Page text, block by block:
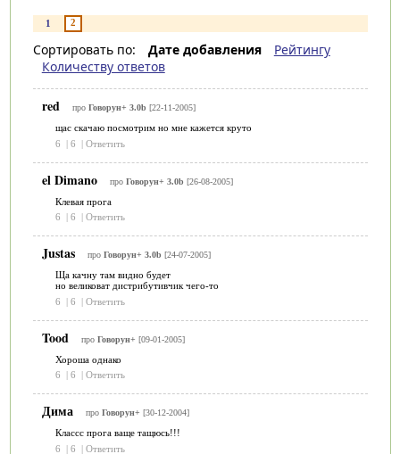
1 2
Сортировать по: Дате добавления
Рейтингу
Количеству ответов
red про Говорун+ 3.0b [22-11-2005]
щас скачаю посмотрим но мне кажется круто
6
| 6 | Ответить
el Dimano про Говорун+ 3.0b [26-08-2005]
Клевая прога
6
| 6 | Ответить
Justas про Говорун+ 3.0b [24-07-2005]
Ща качну там видно будет
но великоват дистрибутивчик чего-то
6
| 6 | Ответить
Tood про Говорун+ [09-01-2005]
Хороша однако
6
| 6 | Ответить
Дима про Говорун+ [30-12-2004]
Классс прога ваще тащюсь!!!
6
| 6 | Ответить